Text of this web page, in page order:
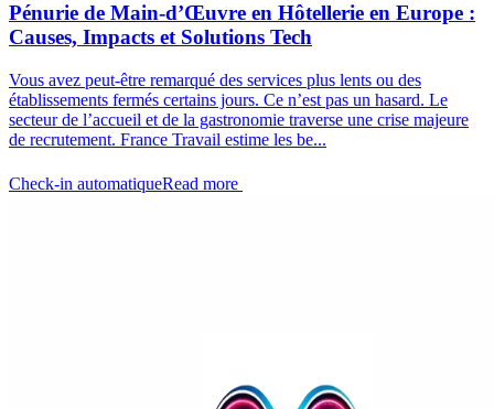
Pénurie de Main-d’Œuvre en Hôtellerie en Europe :
Causes, Impacts et Solutions Tech
Vous avez peut-être remarqué des services plus lents ou des
établissements fermés certains jours. Ce n’est pas un hasard. Le
secteur de l’accueil et de la gastronomie traverse une crise majeure
de recrutement. France Travail estime les be...
Check-in automatiqueRead more